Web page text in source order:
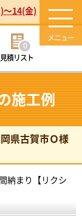
～14(金)
見積リスト
0
施工例
県古賀市Ｏ様
納まり【リクシ